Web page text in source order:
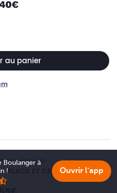
au panier
ET DECKER
BLACK ET DECKER N566706
Boulanger à
!
Ouvrir l'app